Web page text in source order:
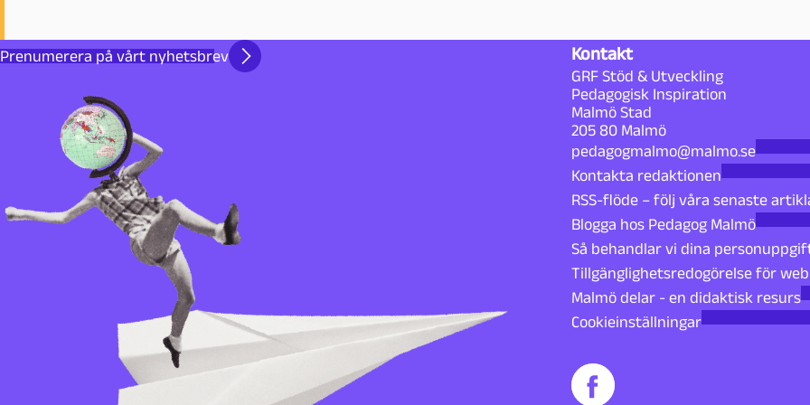
Prenumerera på vårt nyhetsbrev Kontakt
GRF Stöd & Utveckling
Pedagogisk Inspiration
Malmö Stad
205 80 Malmö
pedagogmalmo@malmo.se
Kontakta redaktionen
RSS-flöde – följ våra senaste
Blogga hos Pedagog Malmö
Så behandlar vi dina
Tillgänglighetsredogörelse för
Malmö delar - en didaktisk resurs
Cookieinställningar